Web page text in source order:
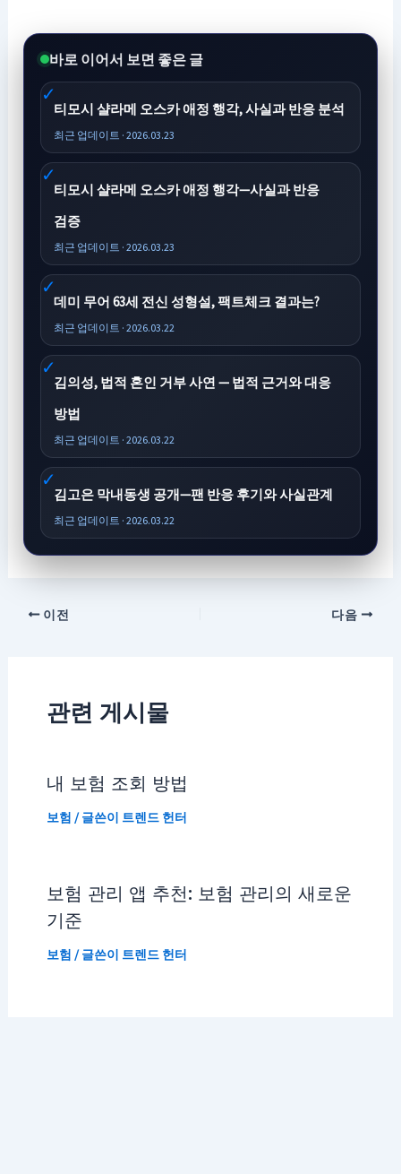
바로 이어서 보면 좋은 글
티모시 샬라메 오스카 애정 행각, 사실과 반응 분석
최근 업데이트 · 2026.03.23
티모시 샬라메 오스카 애정 행각—사실과 반응
검증
최근 업데이트 · 2026.03.23
데미 무어 63세 전신 성형설, 팩트체크 결과는?
최근 업데이트 · 2026.03.22
김의성, 법적 혼인 거부 사연 — 법적 근거와 대응
방법
최근 업데이트 · 2026.03.22
김고은 막내동생 공개—팬 반응 후기와 사실관계
최근 업데이트 · 2026.03.22
이전 다음
관련 게시물
내 보험 조회 방법
보험 / 글쓴이 트렌드 헌터
보험 관리 앱 추천: 보험 관리의 새로운
기준
보험 / 글쓴이 트렌드 헌터